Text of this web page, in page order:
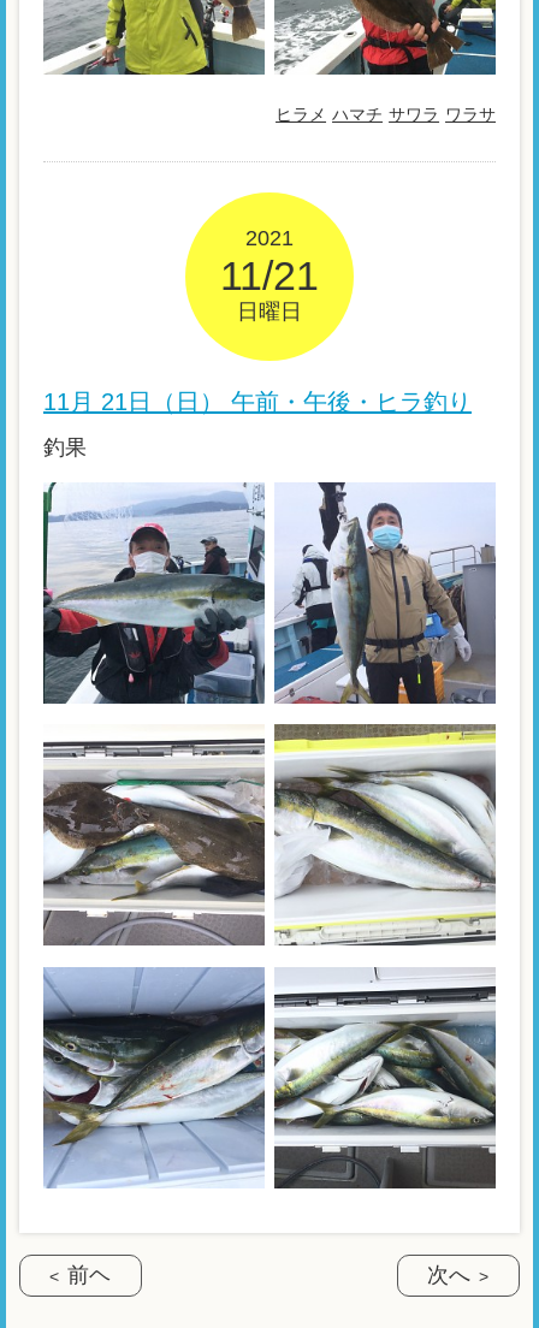
ヒラメ ハマチ サワラ ワラサ
2021
11/21
日曜日
11月 21日（日） 午前・午後・ヒラ釣り
釣果
前ヘ 次へ